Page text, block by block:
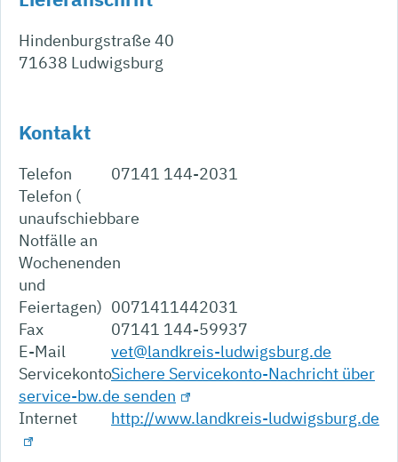
Hindenburgstraße 40
71638 Ludwigsburg
Kontakt
Telefon
07141 144-2031
Telefon (
unaufschiebbare
Notfälle an
Wochenenden
und
Feiertagen) 0071411442031
Fax
07141 144-59937
E-Mail
vet@landkreis-ludwigsburg.de
ServicekontoSichere Servicekonto-Nachricht über
service-bw.de senden
Internet
http://www.landkreis-ludwigsburg.de